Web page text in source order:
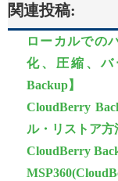
関連投稿:
ローカルでの
化、圧縮、バ
Backup】
CloudBerry
ル・リストア方
CloudBerry